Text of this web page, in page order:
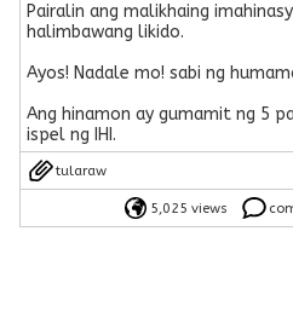
Pairalin ang malikhaing
halimbawang likido.
Ayos! Nadale mo! sabi ng
Ang hinamon ay gumamit ng 5
ispel ng IHI.
tularaw
5,025 views